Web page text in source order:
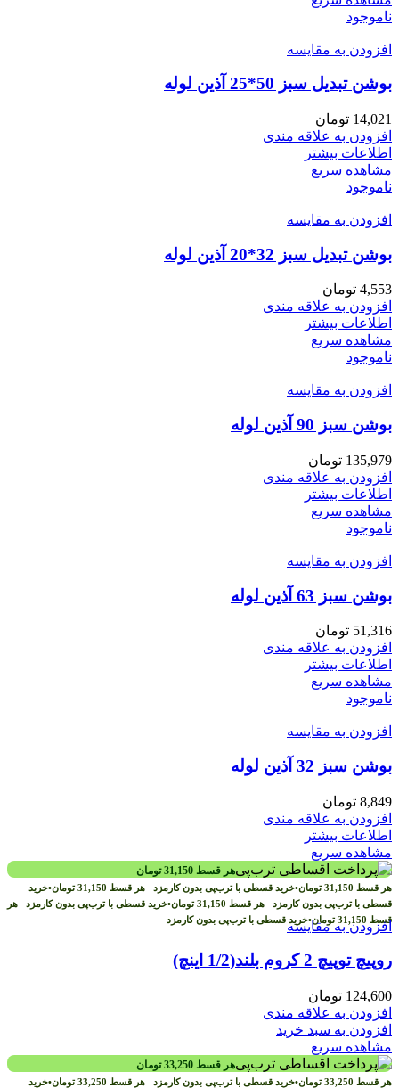
ناموجود
افزودن به مقایسه
بوشن تبدیل سبز 50*25 آذین لوله
14,021 تومان
افزودن به علاقه مندی
اطلاعات بیشتر
مشاهده سریع
ناموجود
افزودن به مقایسه
بوشن تبدیل سبز 32*20 آذین لوله
4,553 تومان
افزودن به علاقه مندی
اطلاعات بیشتر
مشاهده سریع
ناموجود
افزودن به مقایسه
بوشن سبز 90 آذین لوله
135,979 تومان
افزودن به علاقه مندی
اطلاعات بیشتر
مشاهده سریع
ناموجود
افزودن به مقایسه
بوشن سبز 63 آذین لوله
51,316 تومان
افزودن به علاقه مندی
اطلاعات بیشتر
مشاهده سریع
ناموجود
افزودن به مقایسه
بوشن سبز 32 آذین لوله
8,849 تومان
افزودن به علاقه مندی
اطلاعات بیشتر
مشاهده سریع
هر قسط 31,150 تومان
هر قسط 31,150 تومان•خرید قسطی با ترب‌پی بدون کارمزد هر قسط 31,150 تومان•خرید
قسطی با ترب‌پی بدون کارمزد هر قسط 31,150 تومان•خرید قسطی با ترب‌پی بدون کارمزد هر
قسط 31,150 تومان•خرید قسطی با ترب‌پی بدون کارمزدافزودن به مقایسه
روپیچ توپیچ 2 کروم بلند(1/2 اینچ)
124,600 تومان
افزودن به علاقه مندی
افزودن به سبد خرید
مشاهده سریع
هر قسط 33,250 تومان
هر قسط 33,250 تومان•خرید قسطی با ترب‌پی بدون کارمزد هر قسط 33,250 تومان•خرید